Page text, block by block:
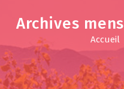
Archives
Accueil